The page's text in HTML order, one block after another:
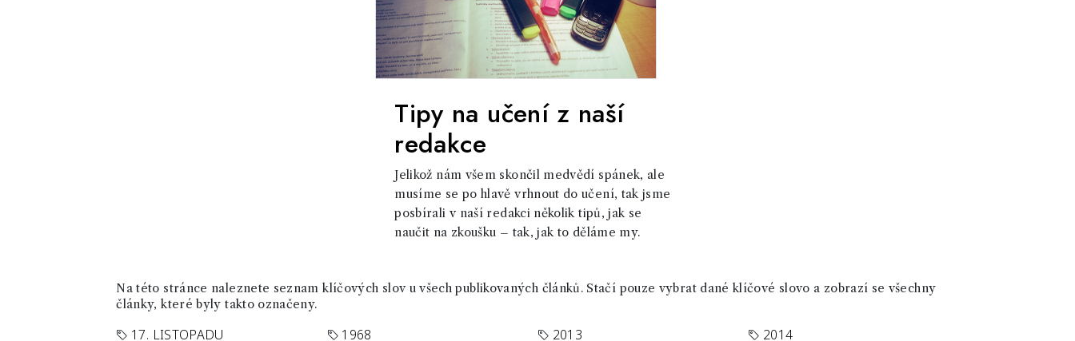
Tipy na učení z naší
redakce
Jelikož nám všem skončil medvědí spánek, ale
musíme se po hlavě vrhnout do učení, tak jsme
posbírali v naší redakci několik tipů, jak se
naučit na zkoušku – tak, jak to děláme my.
Na této stránce naleznete seznam klíčových slov u všech publikovaných článků. Stačí pouze vybrat dané klíčové slovo a zobrazí se všechny
články, které byly takto označeny.
17. LISTOPADU 1968 2013
2014